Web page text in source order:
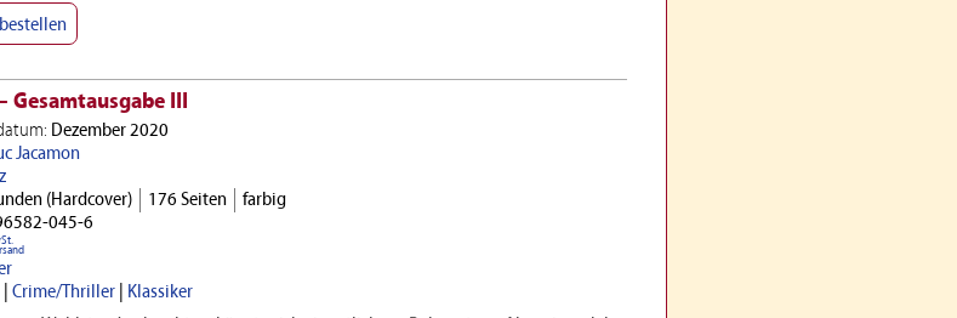
Gesamtausgabe III
Dezember 2020
Jacamon
(Hardcover) 176 Seiten
farbig
045-6
Crime/Thriller
Klassiker